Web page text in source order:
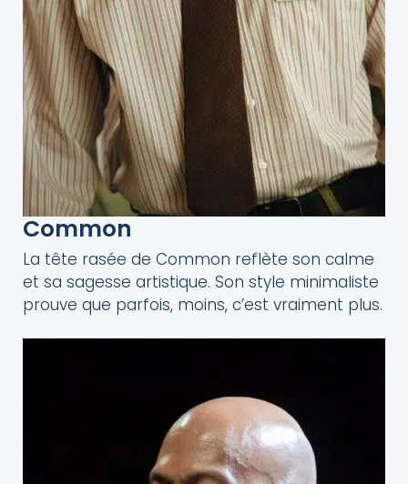
Common
La tête rasée de Common reflète son calme
et sa sagesse artistique. Son style minimaliste
prouve que parfois, moins, c’est vraiment plus.